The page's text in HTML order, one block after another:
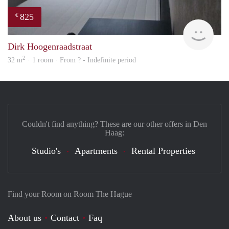
€ 825
Dirk Hoogenraadstraat
32 m2 · 1 room · From ? - Indefinite period
Find your Room on Room The Hague
About us Contact Faq
Couldn't find anything? These are our other offers in Den
Haag:
Studio's Apartments Rental Properties